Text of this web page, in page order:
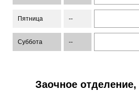
Пятница --
Суббота --
Заочное отделение,